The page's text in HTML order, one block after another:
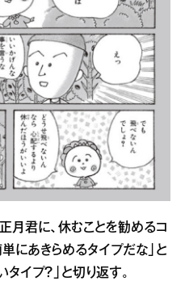
月君に、休むことを勧めるコ
にあきらめるタイプだな」と
イプ？」と切り返す。